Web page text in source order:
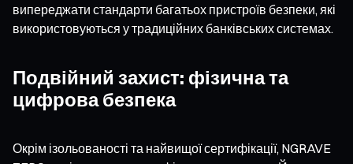
випереджати стандарти багатьох пристроїв безпеки, які
використовуються у традиційних банківських системах.
Подвійний захист: фізична та
цифрова безпека
Окрім ізольованості та найвищої сертифікації, NGRAVE